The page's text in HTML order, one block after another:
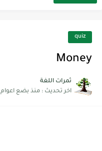
quiz
Money
ثمرات اللغة
اخر تحديث : منذ بضع اعوام